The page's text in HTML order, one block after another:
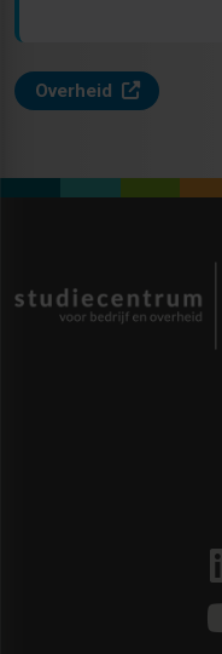
Overheid